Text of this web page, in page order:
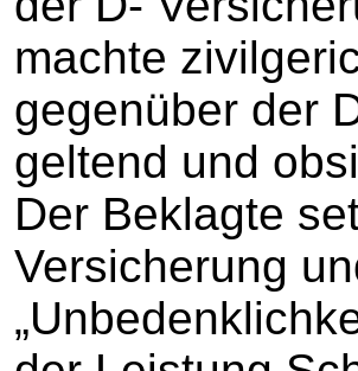
machte
gegenüber der
geltend und
Der Beklagte
Versicherung